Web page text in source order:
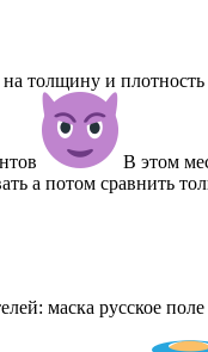
толщину и
В этом
а потом сравнить
маска русское